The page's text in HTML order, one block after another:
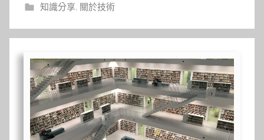
知識分享, 關於技術